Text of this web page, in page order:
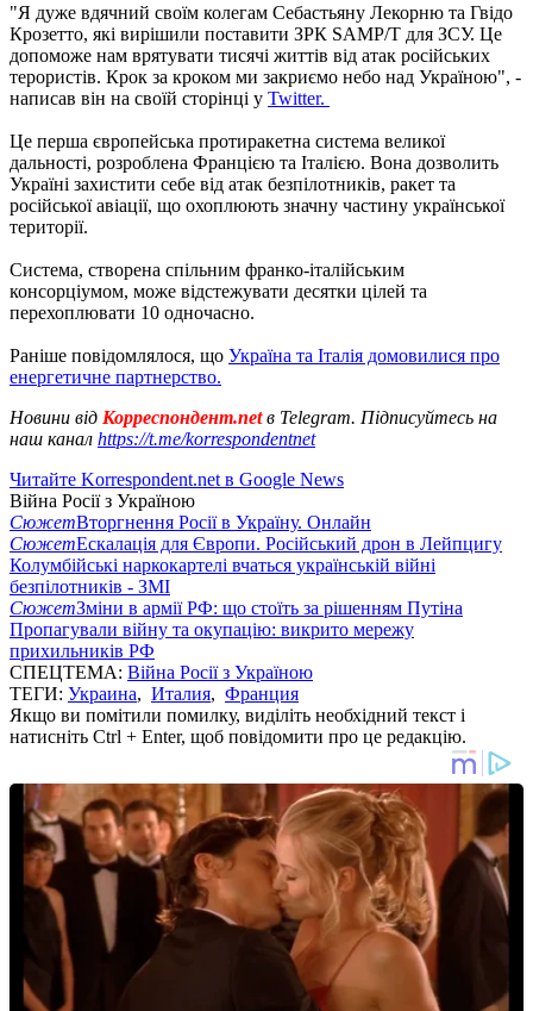
"Я дуже вдячний своїм колегам Себастьяну Лекорню та Гвідо
Крозетто, які вирішили поставити ЗРК SAMP/T для ЗСУ. Це
допоможе нам врятувати тисячі життів від атак російських
терористів. Крок за кроком ми закриємо небо над Україною", -
написав він на своїй сторінці у Twitter.
Це перша європейська протиракетна система великої
дальності, розроблена Францією та Італією. Вона дозволить
Україні захистити себе від атак безпілотників, ракет та
російської авіації, що охоплюють значну частину української
території.
Система, створена спільним франко-італійським
консорціумом, може відстежувати десятки цілей та
перехоплювати 10 одночасно.
Раніше повідомлялося, що Україна та Італія домовилися про
енергетичне партнерство.
Новини від Корреспондент.netв Telegram. Підписуйтесь на
наш канал https://t.me/korrespondentnet
Читайте Korrespondent.net в Google News
Війна Росії з Україною
СюжетВторгнення Росії в Україну. Онлайн
СюжетЕскалація для Європи. Російський дрон в Лейпцигу
Колумбійські наркокартелі вчаться українській війні
безпілотників - ЗМІ
СюжетЗміни в армії РФ: що стоїть за рішенням Путіна
Пропагували війну та окупацію: викрито мережу
прихильників РФ
СПЕЦТЕМА: Війна Росії з Україною
ТЕГИ: Украина, Италия, Франция
Якщо ви помітили помилку, виділіть необхідний текст і
натисніть Ctrl + Enter, щоб повідомити про це редакцію.